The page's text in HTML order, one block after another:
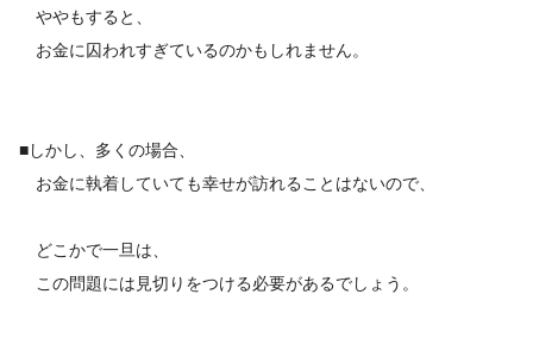
ややもすると、
お金に囚われすぎているのかもしれません。
■しかし、多くの場合、
お金に執着していても幸せが訪れることはないので、
どこかで一旦は、
この問題には見切りをつける必要があるでしょう。